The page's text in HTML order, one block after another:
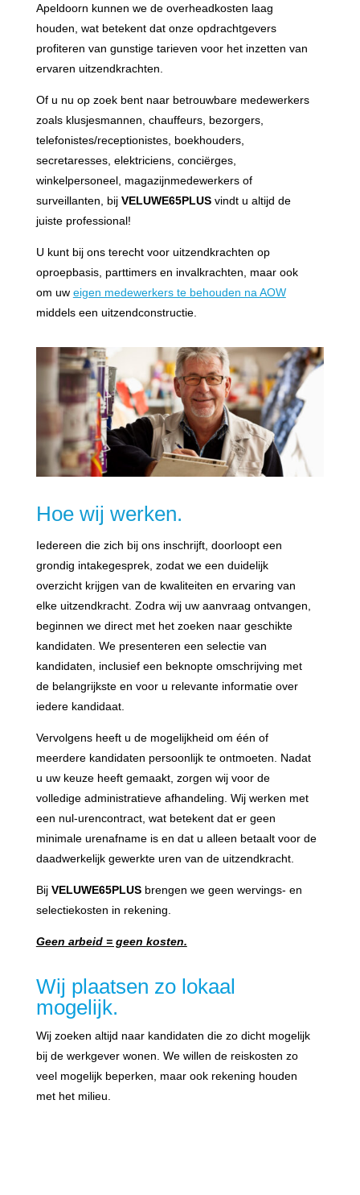
Apeldoorn kunnen we de overheadkosten laag
houden, wat betekent dat onze opdrachtgevers
profiteren van gunstige tarieven voor het inzetten van
ervaren uitzendkrachten.
Of u nu op zoek bent naar betrouwbare medewerkers
zoals klusjesmannen, chauffeurs, bezorgers,
telefonistes/receptionistes, boekhouders,
secretaresses, elektriciens, conciërges,
winkelpersoneel, magazijnmedewerkers of
surveillanten, bij VELUWE65PLUSvindt u altijd de
juiste professional!
U kunt bij ons terecht voor uitzendkrachten op
oproepbasis, parttimers en invalkrachten, maar ook
om uw eigen medewerkers te behouden na AOW
middels een uitzendconstructie.
Hoe wij werken.
Iedereen die zich bij ons inschrijft, doorloopt een
grondig intakegesprek, zodat we een duidelijk
overzicht krijgen van de kwaliteiten en ervaring van
elke uitzendkracht. Zodra wij uw aanvraag ontvangen,
beginnen we direct met het zoeken naar geschikte
kandidaten. We presenteren een selectie van
kandidaten, inclusief een beknopte omschrijving met
de belangrijkste en voor u relevante informatie over
iedere kandidaat.
Vervolgens heeft u de mogelijkheid om één of
meerdere kandidaten persoonlijk te ontmoeten. Nadat
u uw keuze heeft gemaakt, zorgen wij voor de
volledige administratieve afhandeling. Wij werken met
een nul-urencontract, wat betekent dat er geen
minimale urenafname is en dat u alleen betaalt voor de
daadwerkelijk gewerkte uren van de uitzendkracht.
Bij VELUWE65PLUSbrengen we geen wervings- en
selectiekosten in rekening.
Geen arbeid = geen kosten.
Wij plaatsen zo lokaal
mogelijk.
Wij zoeken altijd naar kandidaten die zo dicht mogelijk
bij de werkgever wonen. We willen de reiskosten zo
veel mogelijk beperken, maar ook rekening houden
met het milieu.